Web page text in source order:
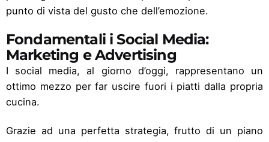
punto di vista del gusto che dell’emozione.
Fondamentali i Social Media:
Marketing e Advertising
I social media, al giorno d’oggi, rappresentano un
ottimo mezzo per far uscire fuori i piatti dalla propria
cucina.
Grazie ad una perfetta strategia, frutto di un piano